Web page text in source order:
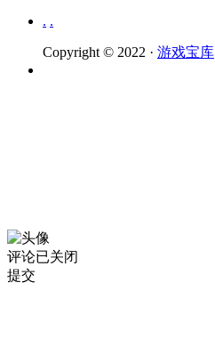
. .
Copyright © 2022 · 游戏宝库
评论已关闭
提交